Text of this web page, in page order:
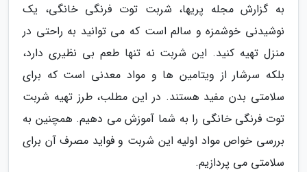
به گزارش مجله پریها، شربت توت فرنگی خانگی، یک
نوشیدنی خوشمزه و سالم است که می توانید به راحتی در
منزل تهیه کنید. این شربت نه تنها طعم بی نظیری دارد،
بلکه سرشار از ویتامین ها و مواد معدنی است که برای
سلامتی بدن مفید هستند. در این مطلب، طرز تهیه شربت
توت فرنگی خانگی را به شما آموزش می دهیم. همچنین به
بررسی خواص مواد اولیه این شربت و فواید مصرف آن برای
سلامتی می پردازیم.